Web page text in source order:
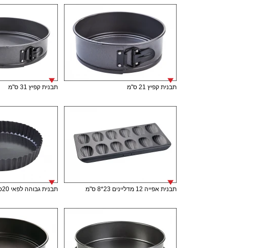
תבנית קפיץ 21 ס"מ תבנית קפיץ 31 ס"מ
תבנית אפייה 12 מדליינים 23*8 ס"מ תבנית גבוהה לפאי 20ס"מ תחתית נשלפת